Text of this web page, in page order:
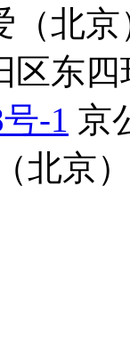
（北
东
-1 京
北京